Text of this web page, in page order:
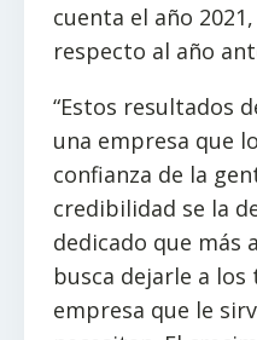
cuenta el año
respecto al año
“Estos resultados
una empresa que
confianza de la
credibilidad se la
dedicado que más
busca dejarle a los
empresa que le